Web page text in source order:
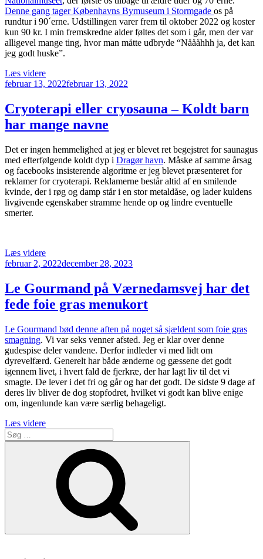
Denne gang tager Københavns Bymuseum i Stormgade os på
rundtur i 90´erne. Udstillingen varer frem til oktober 2022 og koster
kun 90 kr. I min fremskredne alder føltes det som i går, men der var
alligevel mange ting, hvor man måtte udbryde “Nåååhhh ja, det kan
jeg godt huske”.
Læs videre“Københavns
Bymuseum
tilbage
til
´erne.”
Udgivet
februar 13, 2022februar 13, 2022
Cryoterapi eller cryosauna – Koldt barn
har mange navne
Det er ingen hemmelighed at jeg er blevet ret begejstret for saunagus
med efterfølgende koldt dyp i Dragør havn. Måske af samme årsag
og facebooks insisterende algoritme er jeg blevet præsenteret for
reklamer for cryoterapi. Reklamerne består altid af en smilende
kvinde, der i røg og damp står i en stor metaldåse, og lader kuldens
livgivende egenskaber stramme hende op og lindre eventuelle
smerter.
Læs videre“Cryoterapi
eller
Koldt
barn
mange
navne”
Udgivet
februar 2, 2022december 28, 2023
Le Gourmand på Værnedamsvej har det
fede foie gras menukort
Le Gourmand bød denne aften på noget så sjældent som foie gras
smagning. Vi var seks venner afsted. Jeg er klar over denne
gudespise deler vandene. Derfor indleder vi med lidt om
dyrevelfærd. Generelt har både ænderne og gæssene det godt
igennem livet, i hvert fald de fjerkræ, der har lagt liv til det vi
smagte. De lever i det fri og går og har det godt. De sidste 9 dage af
deres liv bliver de dog stopfodret, hvilket vi godt kan blive enige
om, ingenlunde kan være særlig behageligt.
Læs videre“Le
på
Værnedamsvej
fede
foie
menukort”
Søg
efter: